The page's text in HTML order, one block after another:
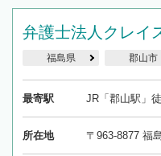
弁護士法人クレイ
福島県 郡山市
最寄駅 JR「郡山駅」
所在地 〒963-8877 福